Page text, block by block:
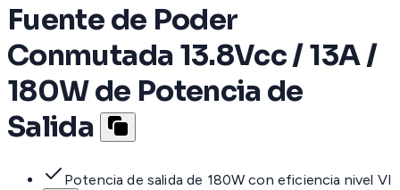
Fuente de Poder
Conmutada 13.8Vcc / 13A /
180W de Potencia de
Salida
Potencia de salida de 180W con eficiencia nivel VI